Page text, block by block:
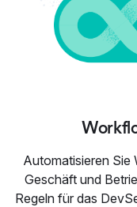
Automatisieren
Geschäft und
Regeln für das